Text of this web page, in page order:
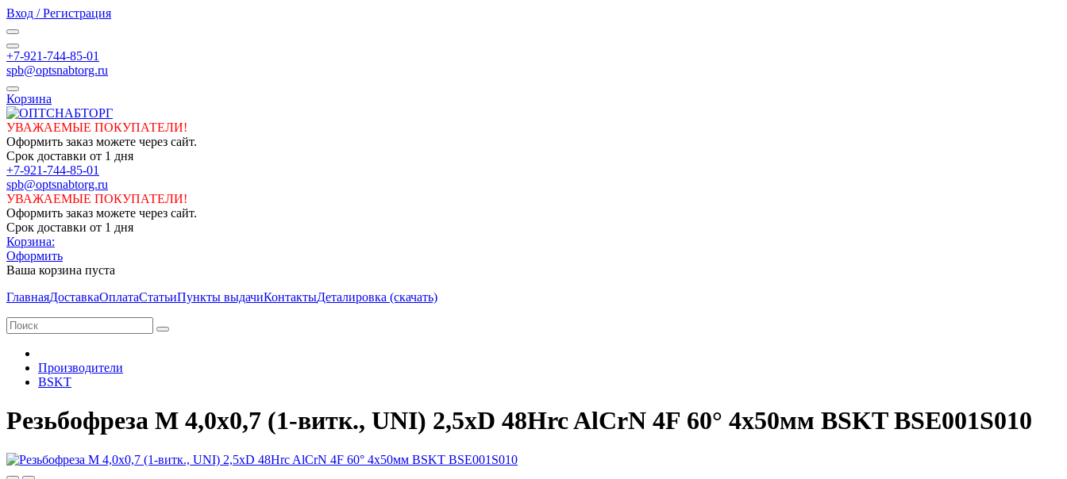
Вход / Регистрация
+7-921-744-85-01
spb@optsnabtorg.ru
Корзина
УВАЖАЕМЫЕ ПОКУПАТЕЛИ!
Оформить заказ можете через сайт.
Срок доставки от 1 дня
+7-921-744-85-01
spb@optsnabtorg.ru
УВАЖАЕМЫЕ ПОКУПАТЕЛИ!
Оформить заказ можете через сайт.
Срок доставки от 1 дня
Корзина:
Оформить
Ваша корзина пуста
ГлавнаяДоставкаОплатаСтатьиПункты выдачиКонтактыДеталировка (скачать)
Производители
BSKT
Резьбофреза М 4,0х0,7 (1-витк., UNI) 2,5xD 48Hrc AlCrN 4F 60° 4х50мм BSKT BSE001S010